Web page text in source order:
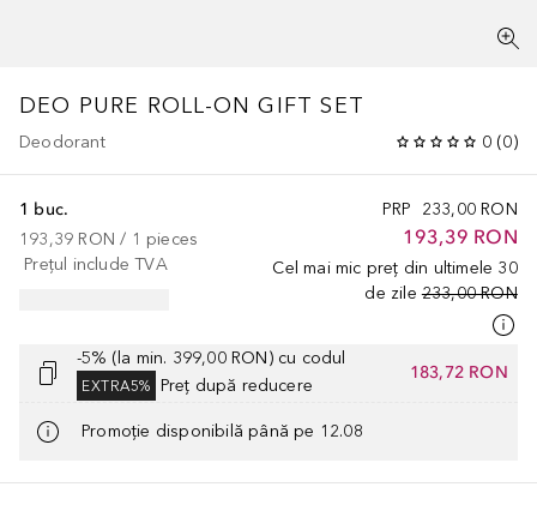
DEO PURE ROLL-ON GIFT SET
Deodorant 0 (0)
PRP 233,00 RON
193,39 RON
Cel mai mic preț din ultimele 30
de zile 233,00 RON
1 buc.
193,39 RON / 1 pieces
Prețul include TVA
-5% (la min. 399,00 RON) cu codul
EXTRA5% Preț după reducere
183,72 RON
Promoție disponibilă până pe 12.08